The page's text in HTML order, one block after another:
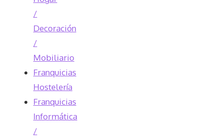
/
Decoración
/
Mobiliario
Franquicias
Hostelería
Franquicias
Informática
/